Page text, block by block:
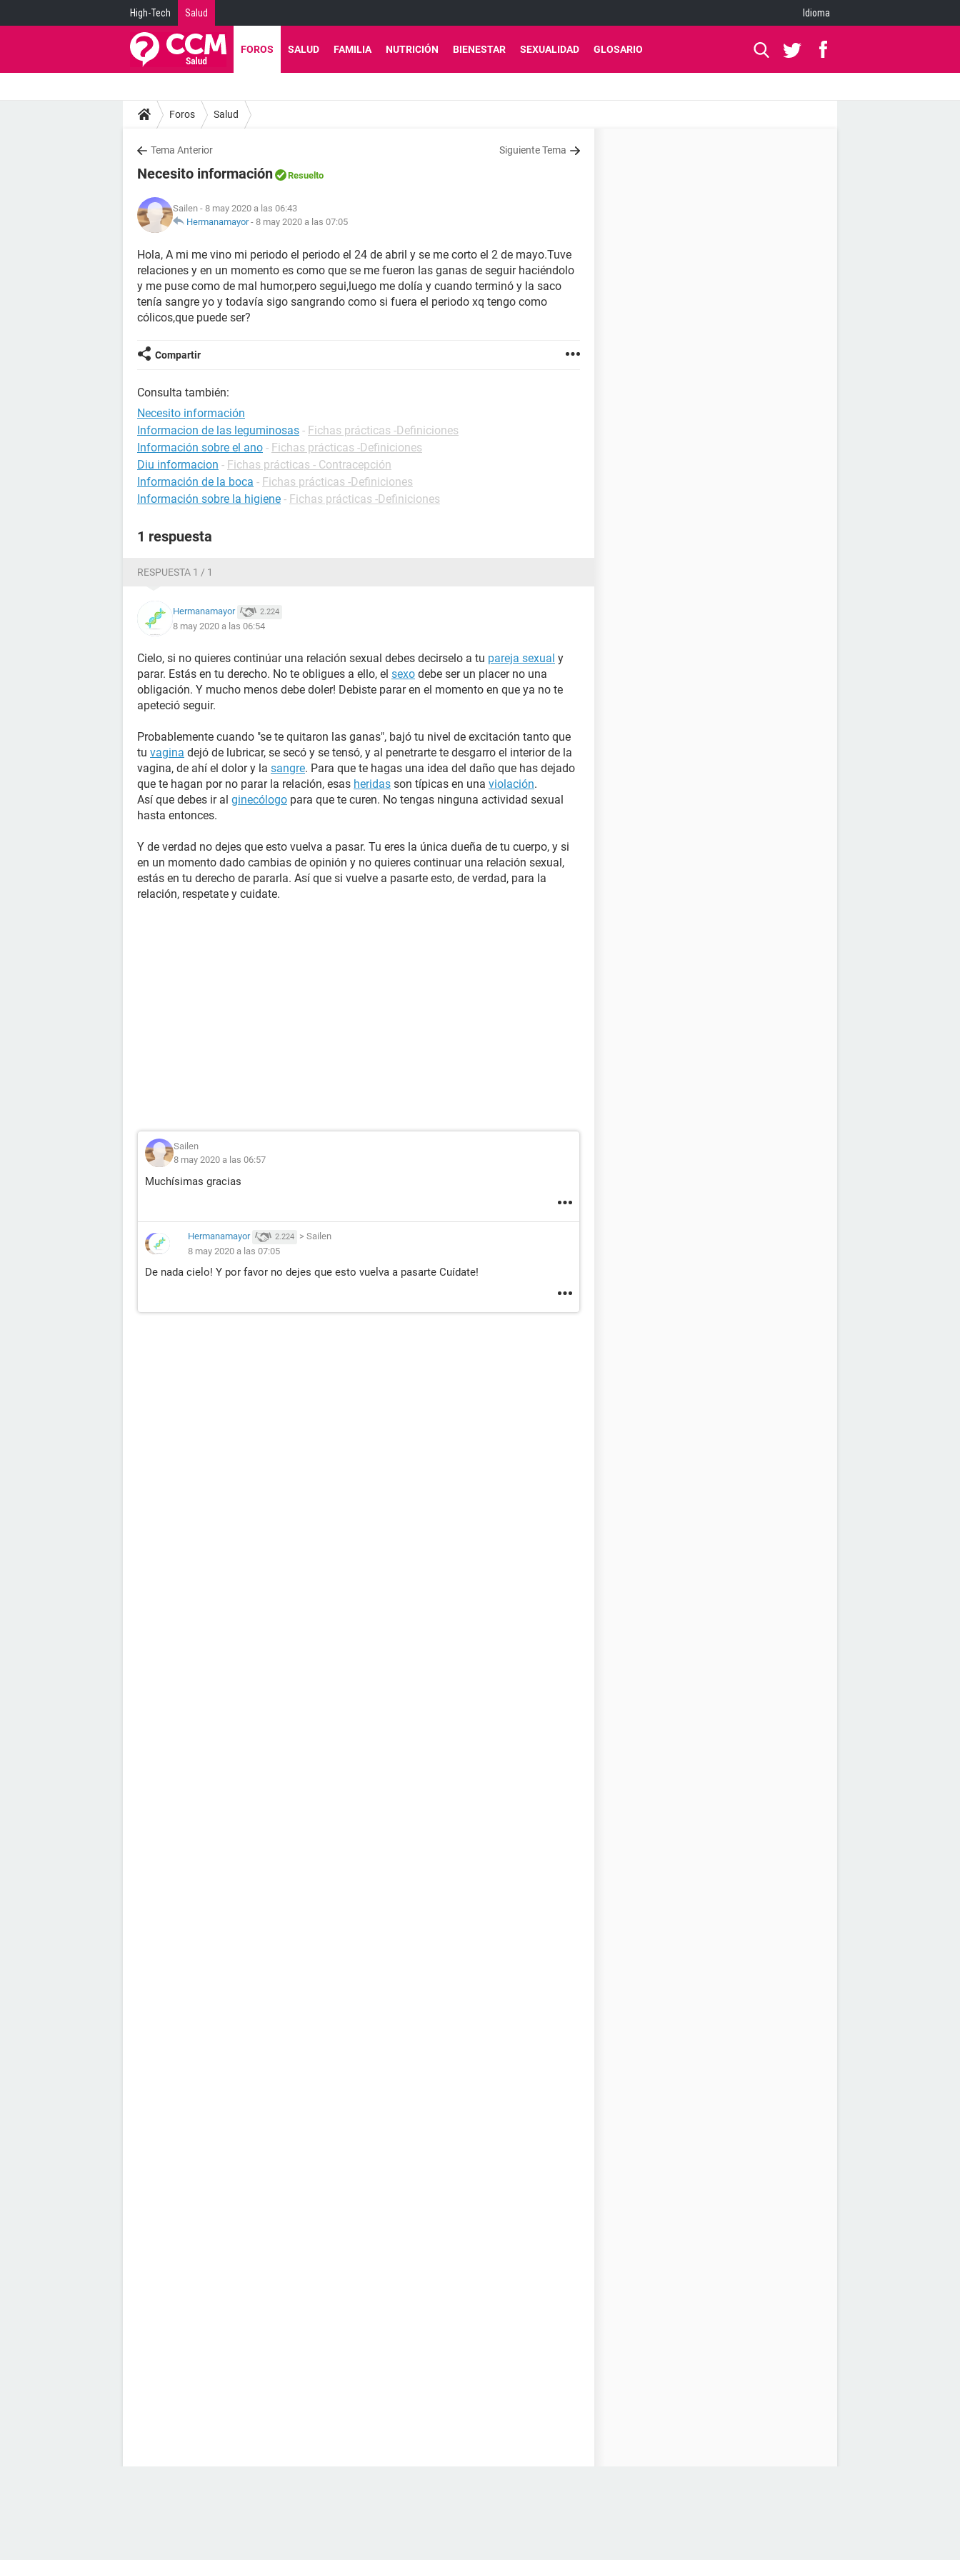
High-Tech Salud Idioma
FOROS SALUD FAMILIA NUTRICIÓN BIENESTAR SEXUALIDAD GLOSARIO
Foros Salud
Tema Anterior Siguiente Tema
Necesito información Resuelto
Sailen - 8 may 2020 a las 06:43
Hermanamayor- 8 may 2020 a las 07:05
Hola, A mi me vino mi periodo el periodo el 24 de abril y se me corto el 2 de mayo.Tuve
relaciones y en un momento es como que se me fueron las ganas de seguir haciéndolo
y me puse como de mal humor,pero segui,luego me dolía y cuando terminó y la saco
tenía sangre yo y todavía sigo sangrando como si fuera el periodo xq tengo como
cólicos,que puede ser?
Compartir
Consulta también:
Necesito información
Informacion de las leguminosas - Fichas prácticas -Definiciones
Información sobre el ano - Fichas prácticas -Definiciones
Diu informacion - Fichas prácticas - Contracepción
Información de la boca - Fichas prácticas -Definiciones
Información sobre la higiene - Fichas prácticas -Definiciones
1 respuesta
RESPUESTA 1 / 1
Hermanamayor 2.224
8 may 2020 a las 06:54
Cielo, si no quieres continúar una relación sexual debes decirselo a tu pareja sexual y
parar. Estás en tu derecho. No te obligues a ello, el sexo debe ser un placer no una
obligación. Y mucho menos debe doler! Debiste parar en el momento en que ya no te
apeteció seguir.
Probablemente cuando "se te quitaron las ganas", bajó tu nivel de excitación tanto que
tu vagina dejó de lubricar, se secó y se tensó, y al penetrarte te desgarro el interior de la
vagina, de ahí el dolor y la sangre. Para que te hagas una idea del daño que has dejado
que te hagan por no parar la relación, esas heridas son típicas en una violación.
Así que debes ir al ginecólogo para que te curen. No tengas ninguna actividad sexual
hasta entonces.
Y de verdad no dejes que esto vuelva a pasar. Tu eres la única dueña de tu cuerpo, y si
en un momento dado cambias de opinión y no quieres continuar una relación sexual,
estás en tu derecho de pararla. Así que si vuelve a pasarte esto, de verdad, para la
relación, respetate y cuidate.
Sailen
8 may 2020 a las 06:57
Muchísimas gracias
Hermanamayor 2.224 > Sailen
8 may 2020 a las 07:05
De nada cielo! Y por favor no dejes que esto vuelva a pasarte Cuídate!